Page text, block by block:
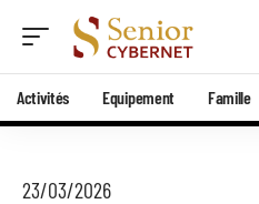
Activités Equipement Famille
23/03/2026